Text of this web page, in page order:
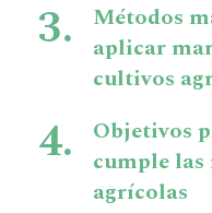
Métodos
aplicar
cultivos
Objetivos
cumple
agrícolas